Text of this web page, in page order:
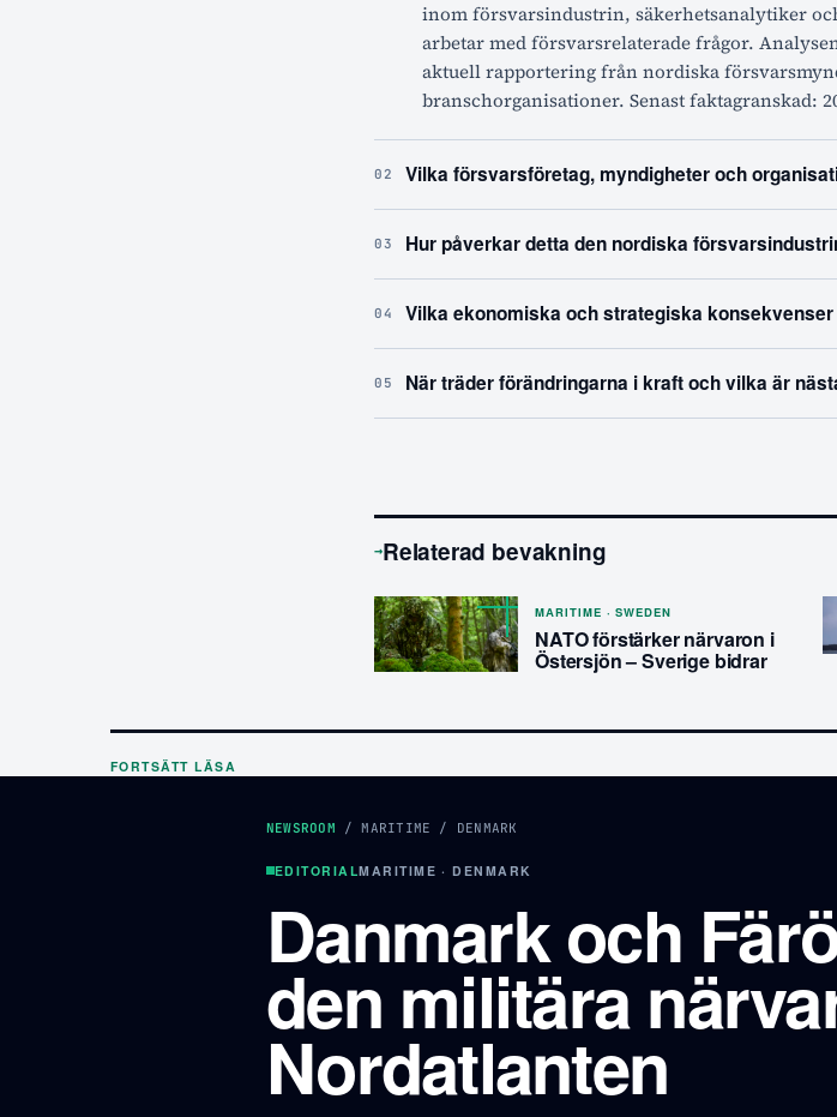
inom försvarsindustrin, säkerhetsanalytiker
arbetar med försvarsrelaterade frågor.
aktuell rapportering från nordiska
branschorganisationer. Senast faktagranskad:
02 Vilka försvarsföretag, myndigheter och
03 Hur påverkar detta den nordiska
04 Vilka ekonomiska och strategiska
05 När träder förändringarna i kraft och vilka är
→Relaterad bevakning
MARITIME · SWEDEN
NATO förstärker närvaron i
Östersjön – Sverige bidrar
FORTSÄTT LÄSA
NEWSROOM /MARITIME / DENMARK
EDITORIALMARITIME · DENMARK
Danmark och
den militära
Nordatlanten